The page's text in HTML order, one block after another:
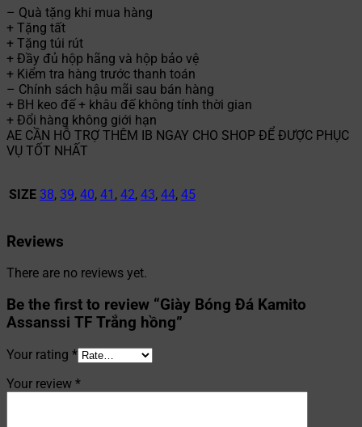
– Quà tặng khi mua hàng
+ Tặng tất
+ Tặng túi rút
+ Đầy đủ hộp hãng và hộp bảo vệ
+ Kiểm tra hàng trước thanh toán
– Chính sách hậu mãi sau bán hàng
+ BH keo đế + khâu đế không tính thời gian
+ Đổi hàng không giới hạn
AE CẦN HỖ TRỢ THÊM IB NGAY CHO SHOP ĐỂ ĐƯỢC PHỤC
VỤ TỐT NHẤT
SIZE 38, 39, 40, 41 , 42, 43, 44, 45
Reviews
There are no reviews yet.
Be the first to review “Giày Bóng Đá Kamito
Assanssi TF Trắng hồng”
Your rating *
Your review *